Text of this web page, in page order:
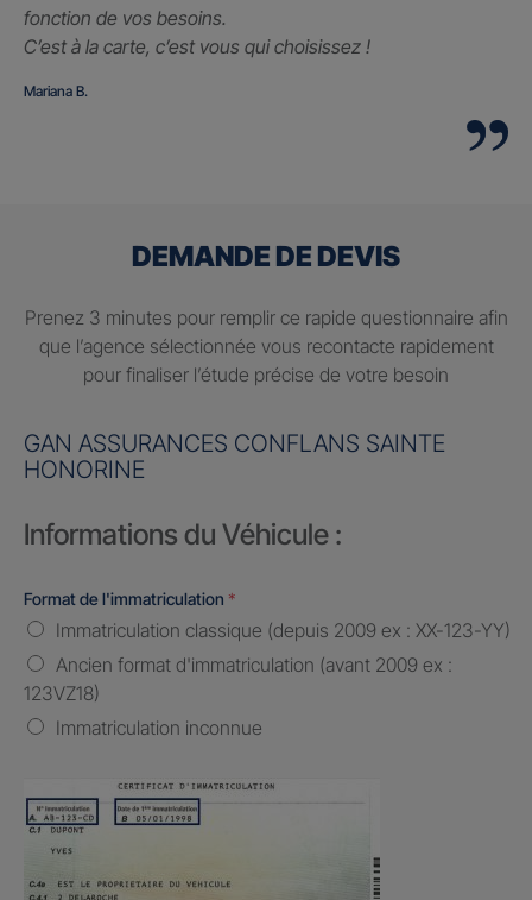
fonction de vos besoins.
C’est à la carte, c’est vous qui choisissez !
Mariana B.
DEMANDE DE DEVIS
Prenez 3 minutes pour remplir ce rapide questionnaire afin
que l’agence sélectionnée vous recontacte rapidement
pour finaliser l’étude précise de votre besoin
GAN ASSURANCES CONFLANS SAINTE
HONORINE
Informations du Véhicule :
Format de l'immatriculation *
Immatriculation classique (depuis 2009 ex : XX-123-YY)
Ancien format d'immatriculation (avant 2009 ex :
123VZ18)
Immatriculation inconnue